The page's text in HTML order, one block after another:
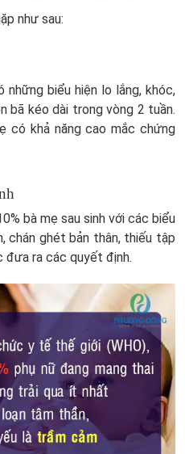
như sau:
biểu hiện lo lắng, khóc,
bã kéo dài trong vòng 2 tuần.
có khả năng cao mắc chứng
bà mẹ sau sinh với các biểu
chán ghét bản thân, thiếu tập
đưa ra các quyết định.